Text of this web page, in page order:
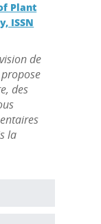
Plant
ISSN
de
des
la